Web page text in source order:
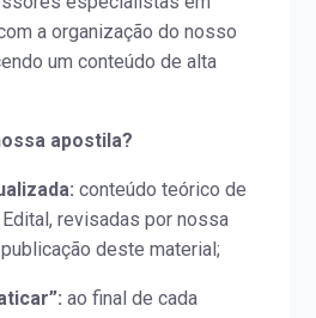
a organização do nosso
um conteúdo de alta
apostila?
conteúdo teórico de
revisadas por nossa
deste material;
ao final de cada